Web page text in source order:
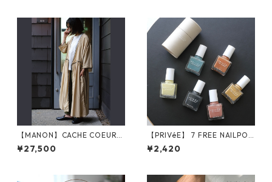
【MANON】CACHE COEUR
ONEPIECE （MNN-OP-10
9）
¥27,500
【PRIVéE】 7 FREE NAILPOLI
SH
¥2,420